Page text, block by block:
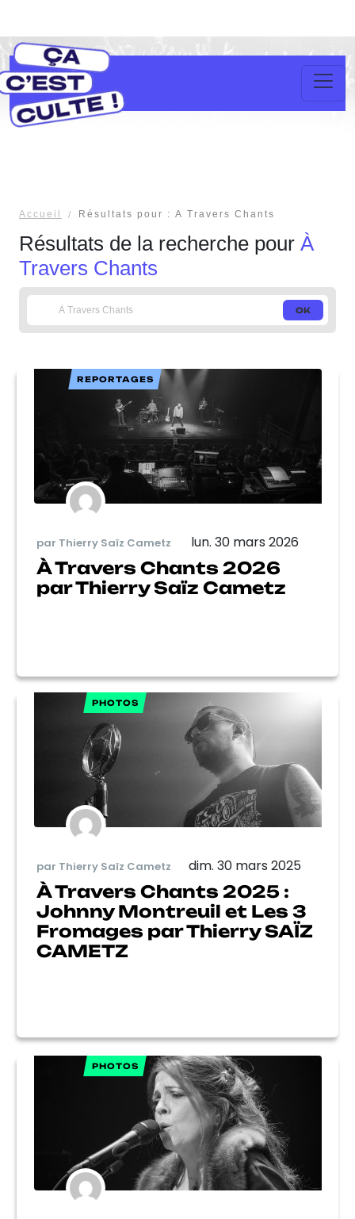
Accueil Résultats pour : À Travers Chants
Résultats de la recherche pour À
Travers Chants
REPORTAGES
par Thierry Saïz Cametz lun. 30 mars 2026
À Travers Chants 2026
par Thierry Saïz Cametz
PHOTOS
par Thierry Saïz Cametz dim. 30 mars 2025
À Travers Chants 2025 :
Johnny Montreuil et Les 3
Fromages par Thierry SAÏZ
CAMETZ
PHOTOS